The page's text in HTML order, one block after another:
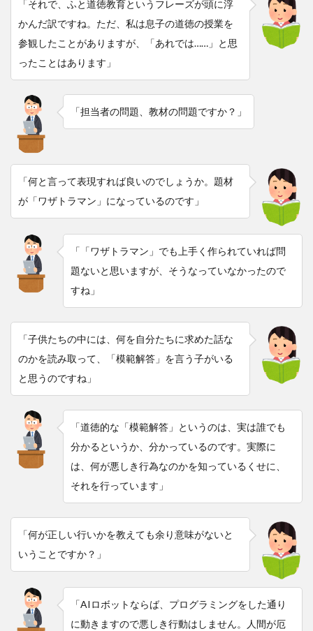
「それで、ふと道徳教育というフレーズが頭に浮
かんだ訳ですね。ただ、私は息子の道徳の授業を
参観したことがありますが、「あれでは……」と思
ったことはあります」
「担当者の問題、教材の問題ですか？」
「何と言って表現すれば良いのでしょうか。題材
が「ワザトラマン」になっているのです」
「「ワザトラマン」でも上手く作られていれば問
題ないと思いますが、そうなっていなかったので
すね」
「子供たちの中には、何を自分たちに求めた話な
のかを読み取って、「模範解答」を言う子がいる
と思うのですね」
「道徳的な「模範解答」というのは、実は誰でも
分かるというか、分かっているのです。実際に
は、何が悪しき行為なのかを知っているくせに、
それを行っています」
「何が正しい行いかを教えても余り意味がないと
いうことですか？」
「AIロボットならば、プログラミングをした通り
に動きますので悪しき行動はしません。人間が厄